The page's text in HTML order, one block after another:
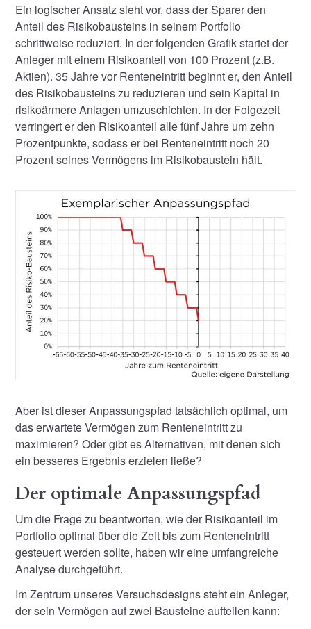
Ein logischer Ansatz sieht vor, dass der Sparer den
Anteil des Risikobausteins in seinem Portfolio
schrittweise reduziert. In der folgenden Grafik startet der
Anleger mit einem Risikoanteil von 100 Prozent (z.B.
Aktien). 35 Jahre vor Renteneintritt beginnt er, den Anteil
des Risikobausteins zu reduzieren und sein Kapital in
risikoärmere Anlagen umzuschichten. In der Folgezeit
verringert er den Risikoanteil alle fünf Jahre um zehn
Prozentpunkte, sodass er bei Renteneintritt noch 20
Prozent seines Vermögens im Risikobaustein hält.
Aber ist dieser Anpassungspfad tatsächlich optimal, um
das erwartete Vermögen zum Renteneintritt zu
maximieren? Oder gibt es Alternativen, mit denen sich
ein besseres Ergebnis erzielen ließe?
Der optimale Anpassungspfad
Um die Frage zu beantworten, wie der Risikoanteil im
Portfolio optimal über die Zeit bis zum Renteneintritt
gesteuert werden sollte, haben wir eine umfangreiche
Analyse durchgeführt.
Im Zentrum unseres Versuchsdesigns steht ein Anleger,
der sein Vermögen auf zwei Bausteine aufteilen kann: